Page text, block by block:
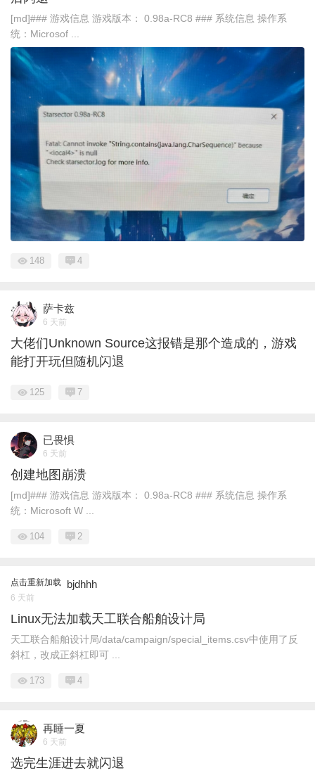
[md]### 游戏信息 游戏版本： 0.98a-RC8 ### 系统信息 操作系
统：Microsof ...
148 4
萨卡兹
6 天前
大佬们Unknown Source这报错是那个造成的，游戏
能打开玩但随机闪退
125 7
已畏惧
6 天前
创建地图崩溃
[md]### 游戏信息 游戏版本： 0.98a-RC8 ### 系统信息 操作系
统：Microsoft W ...
104 2
点击重新加载 bjdhhh
6 天前
Linux无法加载天工联合船舶设计局
天工联合船舶设计局/data/campaign/special_items.csv中使用了反
斜杠，改成正斜杠即可 ...
173 4
再睡一夏
6 天前
选完生涯进去就闪退